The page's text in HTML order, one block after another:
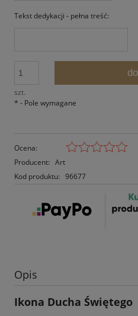
Tekst dedykacji - pełna treść:
szt.
* - Pole wymagane
Ocena:
Producent: Art
Kod produktu: 96677
Opis
Ikona Ducha Świętego